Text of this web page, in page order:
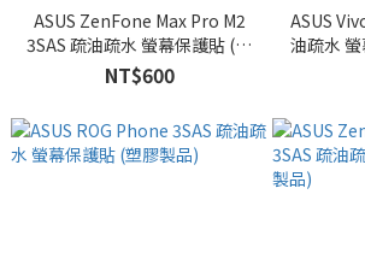
ASUS ZenFone Max Pro M2
3SAS 疏油疏水 螢幕保護貼 (塑
膠製品)
NT$600
ASUS
油疏水